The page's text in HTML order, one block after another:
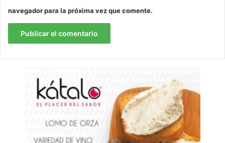
navegador para la próxima vez que comente.